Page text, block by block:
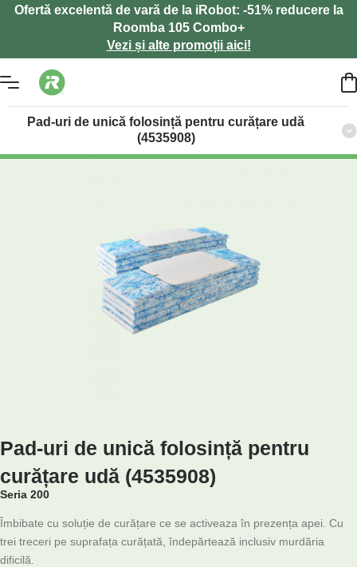
Ofertă excelentă de vară de la iRobot: -51% reducere la
Roomba 105 Combo+
Vezi și alte promoții aici!
Pad-uri de unică folosință pentru curățare udă
(4535908)
Pad-uri de unică folosință pentru
curățare udă (4535908)
Seria 200
Îmbibate cu soluție de curățare ce se activeaza în prezența apei. Cu
trei treceri pe suprafața curățată, îndepărtează inclusiv murdăria
dificilă.